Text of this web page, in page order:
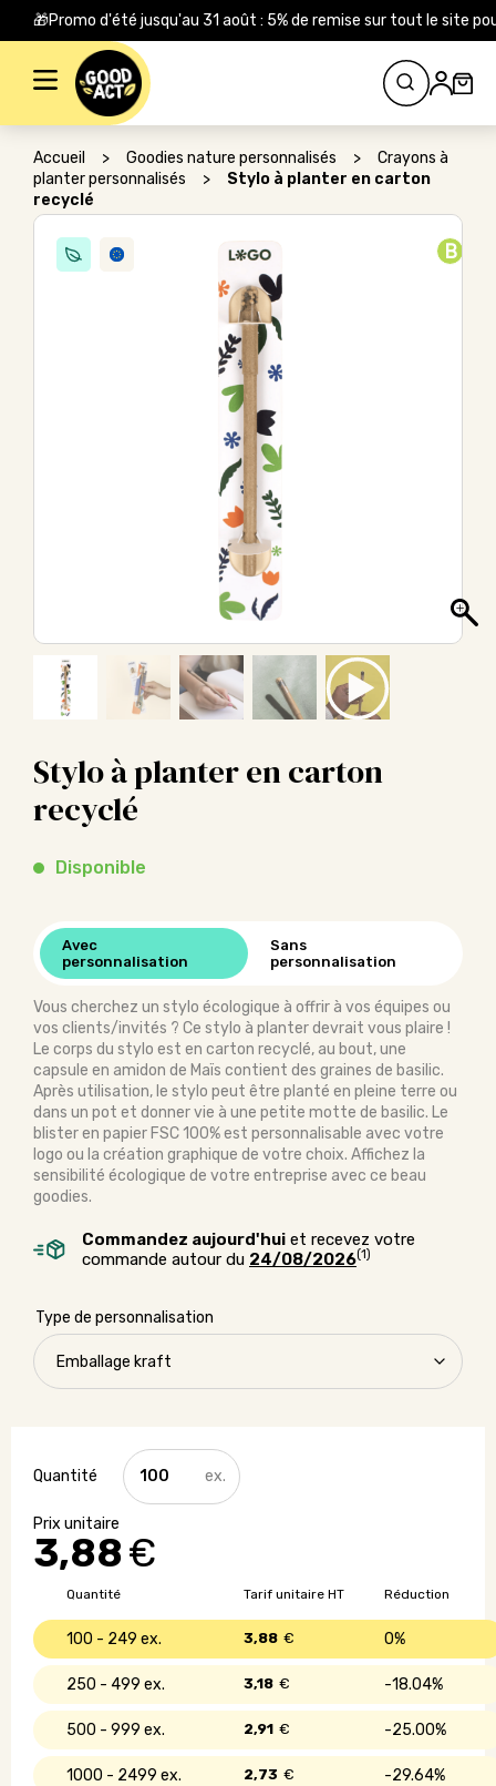
🎁Promo d'été jusqu'au 31 août : 5% de remise sur tout le site
Rechercher :
Accueil > Goodies nature personnalisés >
Crayons à
planter personnalisés
>
Stylo à planter en carton
recyclé
B
Stylo à planter en carton
recyclé
Disponible
Avec
personnalisation
Sans
personnalisation
Vous cherchez un stylo écologique à offrir à vos équipes ou
vos clients/invités ? Ce stylo à planter devrait vous plaire !
Le corps du stylo est en carton recyclé, au bout, une
capsule en amidon de Maïs contient des graines de basilic.
Après utilisation, le stylo peut être planté en pleine terre ou
dans un pot et donner vie à une petite motte de basilic. Le
blister en papier FSC 100% est personnalisable avec votre
logo ou la création graphique de votre choix. Affichez la
sensibilité écologique de votre entreprise avec ce beau
goodies.
Commandez aujourd'hui et recevez votre
commande autour du 24/08/2026(1)
Type de personnalisation
3,88€
quantité
de
Stylo
planter
en
Quantité Réduction
Tarif unitaire HT
100 - 249 0%
3,88 €
250 - 499 18.04%
3,18 €
500 - 999 25.00%
2,91 €
1000 - 2499 29.64%
2,73 €